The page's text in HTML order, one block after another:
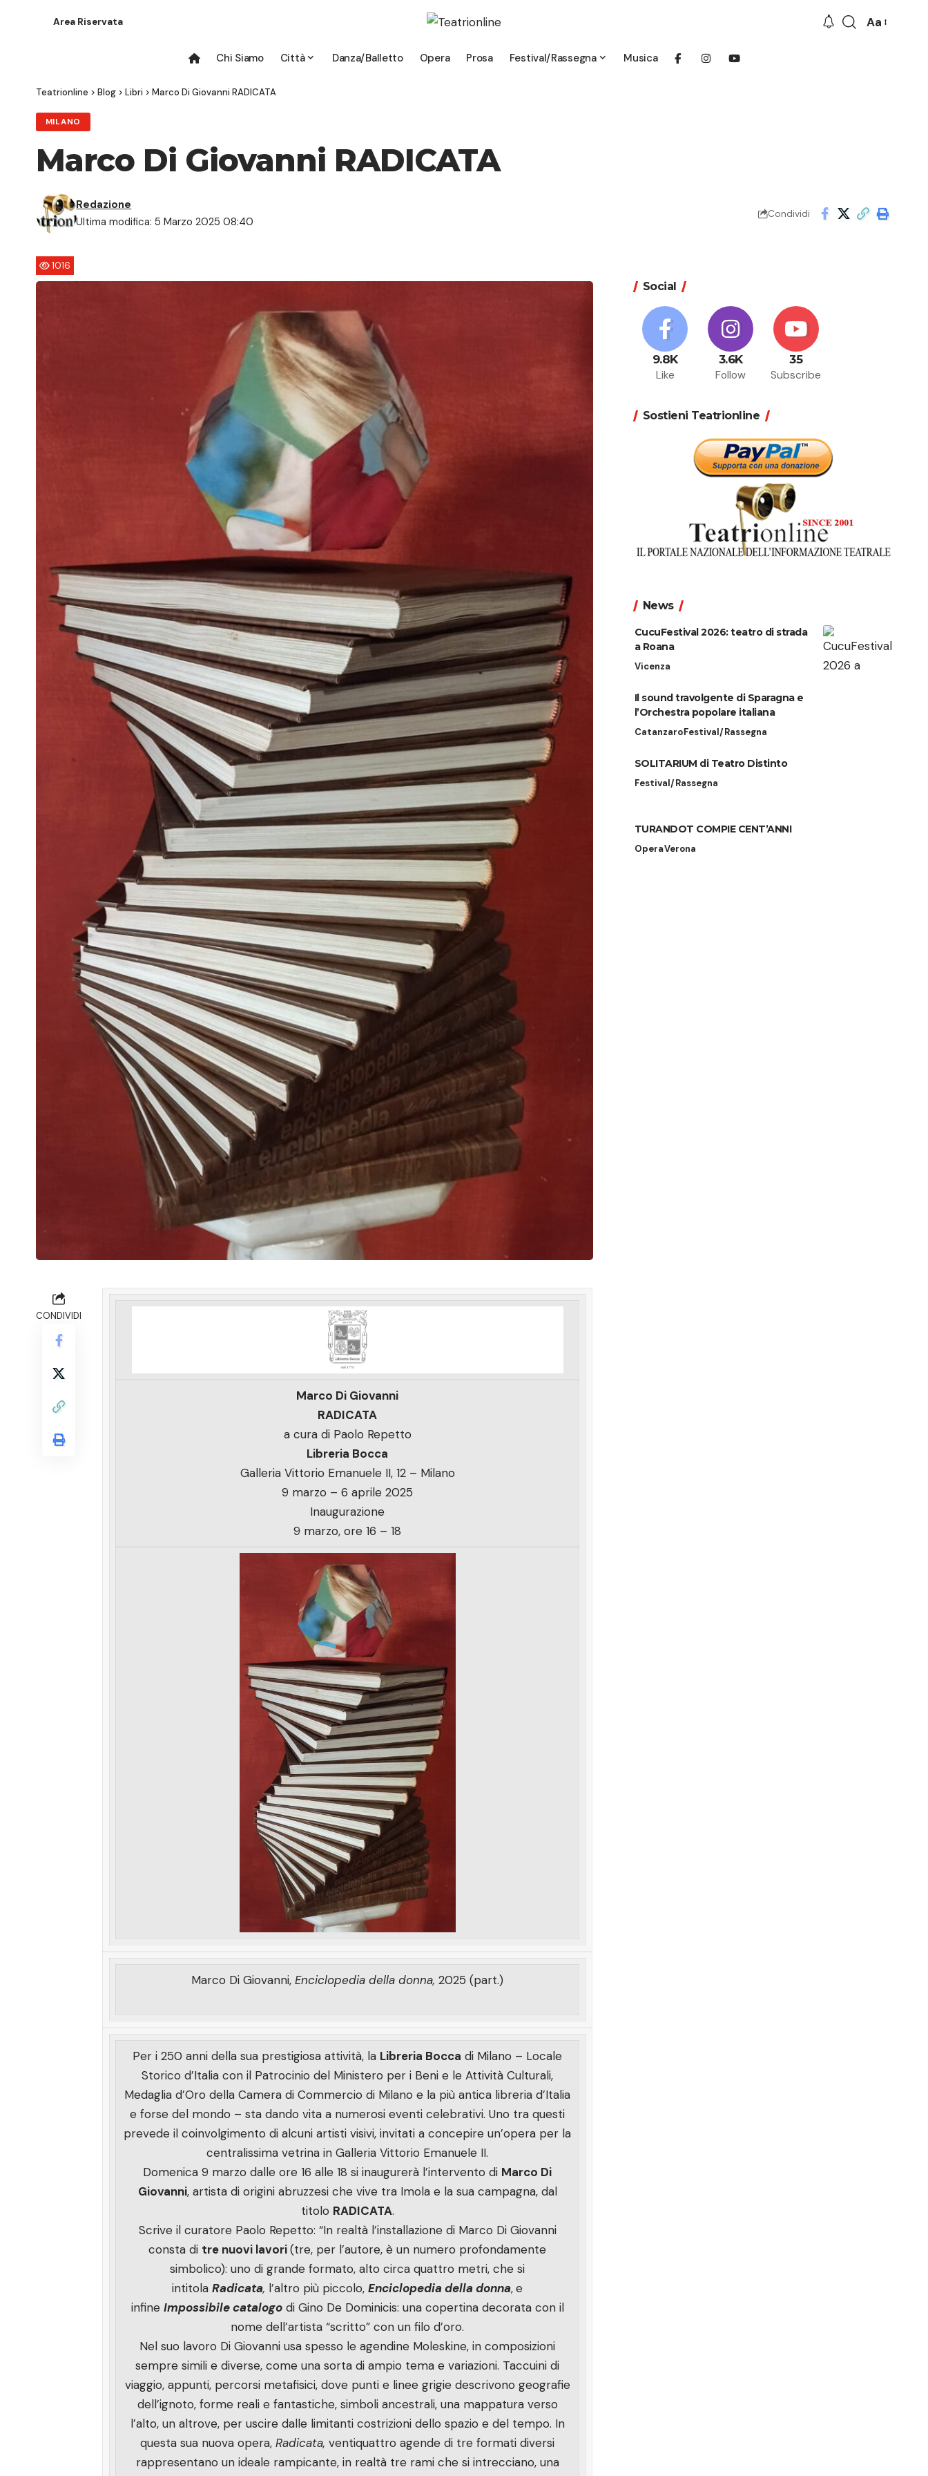
Area Riservata
Font
Aa
Chi Siamo Città Danza/Balletto Opera Prosa Festival/Rassegna Musica
Teatrionline > Blog > Libri > Marco Di Giovanni RADICATA
MILANO
Marco Di Giovanni RADICATA
Ultima modifica: 5 Marzo 2025 08:40
Redazione
Condividi
1016
CONDIVIDI
Marco Di Giovanni
RADICATA
a cura di Paolo Repetto
Libreria Bocca
Galleria Vittorio Emanuele II, 12 – Milano
9 marzo – 6 aprile 2025
Inaugurazione
9 marzo, ore 16 – 18
Marco Di Giovanni, Enciclopedia della donna, 2025 (part.)
Per i 250 anni della sua prestigiosa attività, la Libreria Bocca di Milano – Locale
Storico d’Italia con il Patrocinio del Ministero per i Beni e le Attività Culturali,
Medaglia d’Oro della Camera di Commercio di Milano e la più antica libreria d’Italia
e forse del mondo – sta dando vita a numerosi eventi celebrativi. Uno tra questi
prevede il coinvolgimento di alcuni artisti visivi, invitati a concepire un’opera per la
centralissima vetrina in Galleria Vittorio Emanuele II.
Domenica 9 marzo dalle ore 16 alle 18 si inaugurerà l’intervento di Marco Di
Giovanni, artista di origini abruzzesi che vive tra Imola e la sua campagna, dal
titolo RADICATA.
Scrive il curatore Paolo Repetto: “In realtà l’installazione di Marco Di Giovanni
consta di tre nuovi lavori(tre, per l’autore, è un numero profondamente
simbolico): uno di grande formato, alto circa quattro metri, che si
intitola Radicata, l’altro più piccolo, Enciclopedia della donna,e
infine Impossibile catalogodi Gino De Dominicis: una copertina decorata con il
nome dell’artista “scritto” con un filo d’oro.
Nel suo lavoro Di Giovanni usa spesso le agendine Moleskine, in composizioni
sempre simili e diverse, come una sorta di ampio tema e variazioni. Taccuini di
viaggio, appunti, percorsi metafisici, dove punti e linee grigie descrivono geografie
dell’ignoto, forme reali e fantastiche, simboli ancestrali, una mappatura verso
l’alto, un altrove, per uscire dalle limitanti costrizioni dello spazio e del tempo. In
questa sua nuova opera, Radicata, ventiquattro agende di tre formati diversi
rappresentano un ideale rampicante, in realtà tre rami che si intrecciano, una
Social
9.8K
Like
3.6K
Follow
35
Subscribe
Sostieni Teatrionline
News
CucuFestival 2026: teatro di strada
a Roana
Vicenza
Il sound travolgente di Sparagna e
l’Orchestra popolare italiana
CatanzaroFestival/Rassegna
SOLITARIUM di Teatro Distinto
Festival/Rassegna
TURANDOT COMPIE CENT’ANNI
OperaVerona